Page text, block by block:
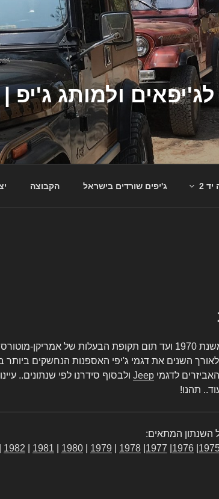
2 ג'יפים שורדים בישראל הקבוצה
משנת 1970 ועד תום תקופת הבעלות של אמריקן-
לאורך השנים את דגמי ג'יפי האספנות הנחשקים
לדגמי Jeep ולבסוף סידרנו לפי שנתונים..
תהנו!
השנתון המתאים:
1976
1977
1978
1979
1980
1981
1982